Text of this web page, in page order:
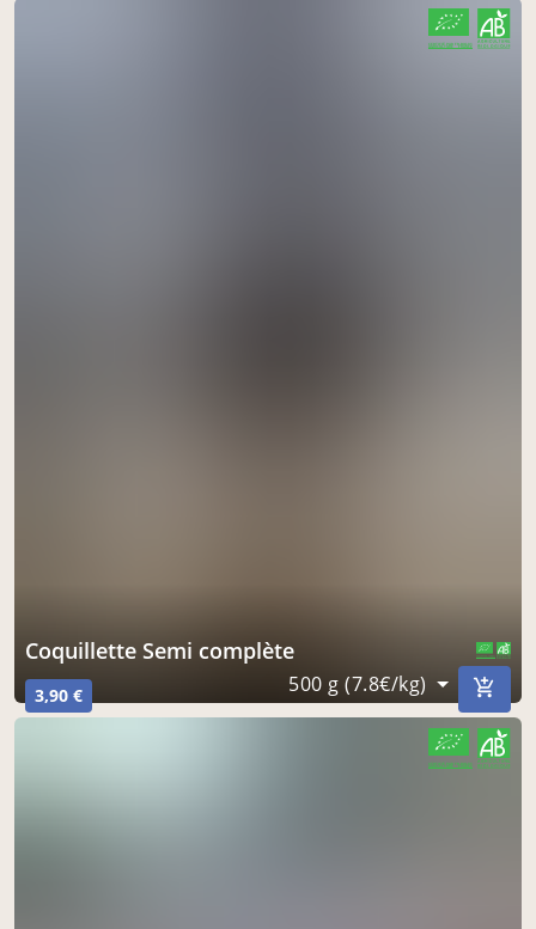
Coquillette Semi complète
3,90 € 500 g (7.8€/kg)
CERTIFIÉ PAR FR-BIO-01
AGRICULTURE FRANCE
CERTIFIÉ PAR FR-BIO-01
AGRICULTURE FRANCE